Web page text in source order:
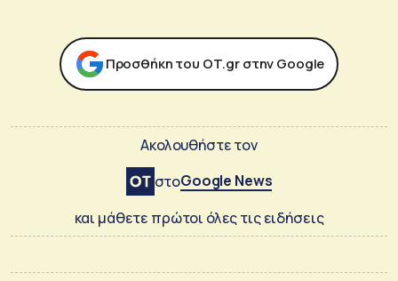
Προσθήκη του ΟΤ.gr στην Google
Ακολουθήστε τον
στοGoogle News
και μάθετε πρώτοι όλες τις ειδήσεις